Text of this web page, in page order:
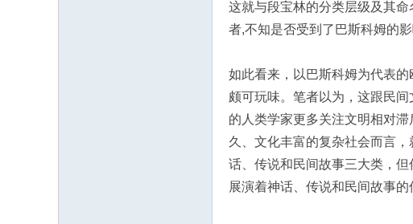
这就与段宝林的分类层级及其
者,不知是否受到了巴斯科姆的影
如此看来，以巴斯科姆为代表
颇可玩味。笔者以为，这跟民
的人类学家更多关注文明相对
久、文化丰富的复杂社会而言
话、传说和民间故事三大类，
展演着神话、传说和民间故事